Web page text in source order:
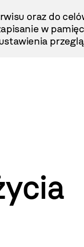
oraz do
w